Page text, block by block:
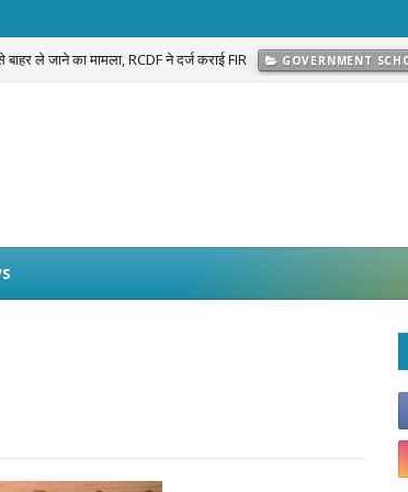
ले जाने का मामला, RCDF ने दर्ज कराई FIR GOVERNMENT
नवलगढ़ की जोहड़ी में गाड़े गए करीब 2 करोड़ रुपये मूल्य के सोने के आभूषण